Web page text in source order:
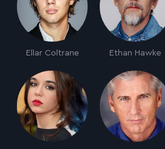
Ellar Coltrane Ethan Hawke